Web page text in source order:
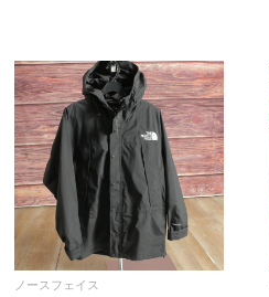
ノースフェイス